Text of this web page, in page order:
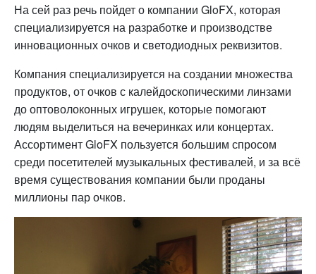
На сей раз речь пойдет о компании GloFX, которая
специализируется на разработке и производстве
инновационных очков и светодиодных реквизитов.
Компания специализируется на создании множества
продуктов, от очков с калейдоскопическими линзами
до оптоволоконных игрушек, которые помогают
людям выделиться на вечеринках или концертах.
Ассортимент GloFX пользуется большим спросом
среди посетителей музыкальных фестивалей, и за всё
время существования компании были проданы
миллионы пар очков.